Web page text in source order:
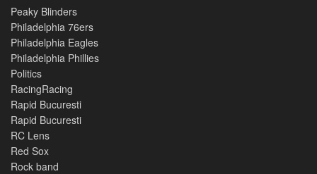
Peaky Blinders
Philadelphia 76ers
Philadelphia Eagles
Philadelphia Phillies
Politics
RacingRacing
Rapid Bucuresti
Rapid Bucuresti
RC Lens
Red Sox
Rock band